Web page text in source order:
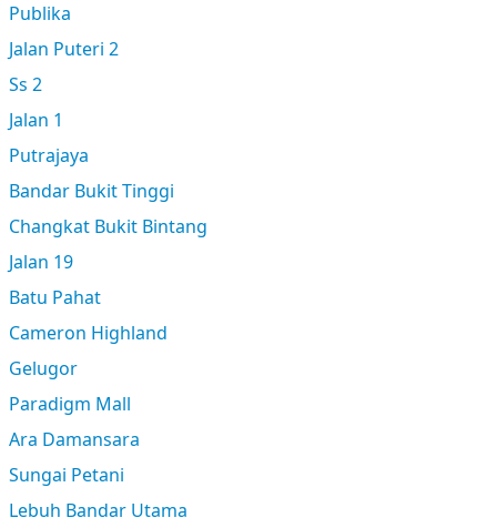
Publika
Jalan Puteri 2
Ss 2
Jalan 1
Putrajaya
Bandar Bukit Tinggi
Changkat Bukit Bintang
Jalan 19
Batu Pahat
Cameron Highland
Gelugor
Paradigm Mall
Ara Damansara
Sungai Petani
Lebuh Bandar Utama